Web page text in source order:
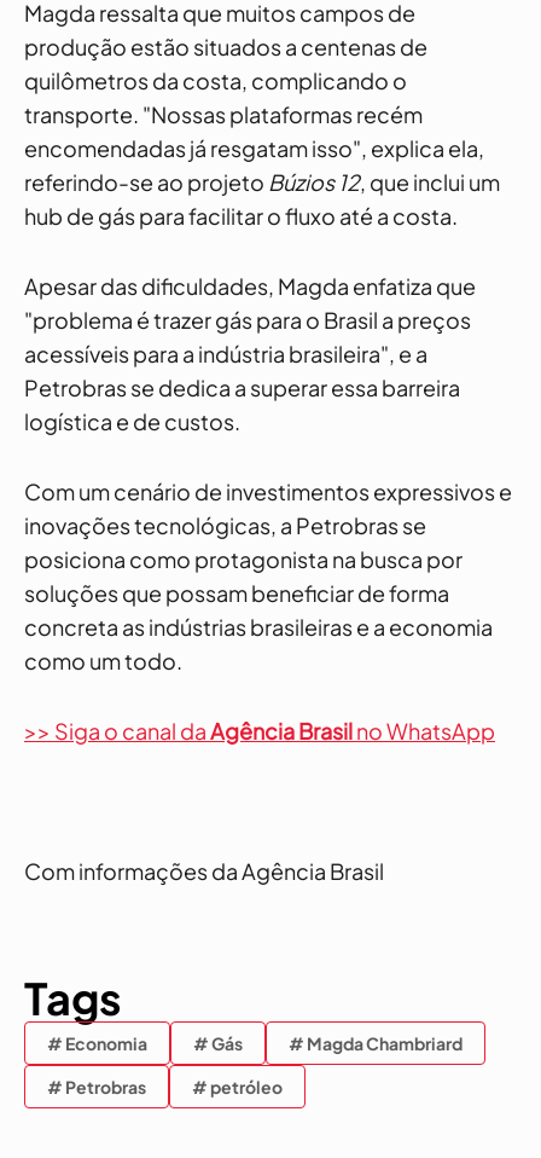
Magda ressalta que muitos campos de
produção estão situados a centenas de
quilômetros da costa, complicando o
transporte. "Nossas plataformas recém
encomendadas já resgatam isso", explica ela,
referindo-se ao projeto Búzios 12, que inclui um
hub de gás para facilitar o fluxo até a costa.
Apesar das dificuldades, Magda enfatiza que
"problema é trazer gás para o Brasil a preços
acessíveis para a indústria brasileira", e a
Petrobras se dedica a superar essa barreira
logística e de custos.
Com um cenário de investimentos expressivos e
inovações tecnológicas, a Petrobras se
posiciona como protagonista na busca por
soluções que possam beneficiar de forma
concreta as indústrias brasileiras e a economia
como um todo.
>> Siga o canal daAgência Brasilno WhatsApp
Com informações da Agência Brasil
Tags
# Economia # Gás
# Magda Chambriard
# Petrobras
# petróleo